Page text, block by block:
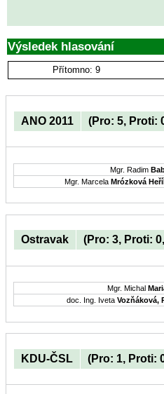
Výsledek hlasování
Přítomno: 9
ANO 2011 (Pro: 5, Proti:
Mgr. Radim
Mgr. Marcela Mrózková
Ostravak (Pro: 3, Proti:
Mgr. Michal
doc. Ing. Iveta Vozňáková,
KDU-ČSL (Pro: 1, Proti: